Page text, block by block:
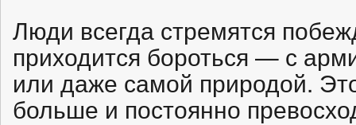
Люди всегда стремятся
приходится бороться — с
или даже самой природой.
больше и постоянно